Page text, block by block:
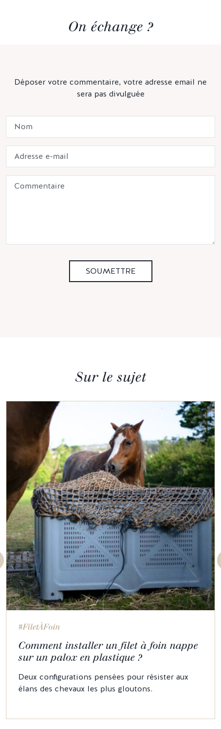
On échange ?
Déposer votre commentaire, votre adresse email ne
sera pas divulguée
SOUMETTRE
Sur le sujet
#FiletÀFoin
Comment installer un filet à foin nappe
sur un palox en plastique ?
Deux configurations pensées pour résister aux
élans des chevaux les plus gloutons.